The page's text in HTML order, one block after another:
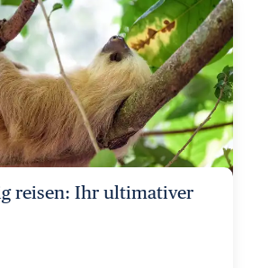
reisen: Ihr ultimativer